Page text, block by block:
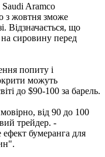
Aramco
з жовтня зможе
Відзначається, що
на сировину перед
попиту і
можуть
до $90-100 за барель.
від 90 до 100
трейдер. -
бумеранга для